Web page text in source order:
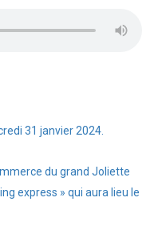
31 janvier 2024.
du grand Joliette
express » qui aura lieu le